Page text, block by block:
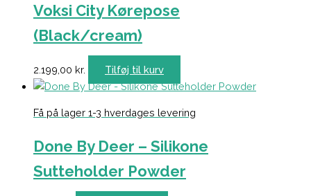
Voksi City Kørepose
(Black/cream)
2.199,00 kr. Tilføj til kurv
Få på lager 1-3 hverdages levering
Done By Deer – Silikone
Sutteholder Powder